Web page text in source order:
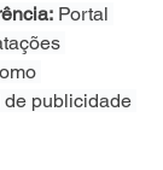
Portal
de publicidade